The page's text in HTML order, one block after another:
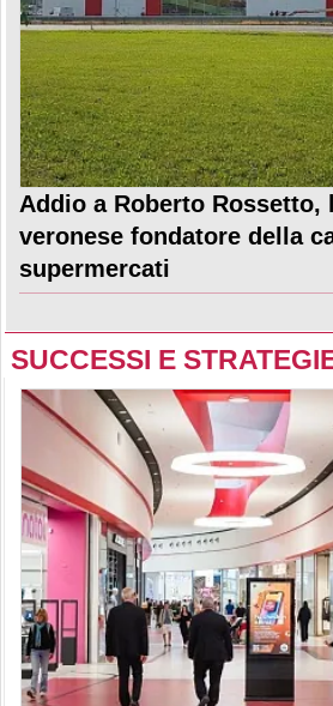
Addio a Roberto Rossetto,
veronese fondatore della
supermercati
SUCCESSI E